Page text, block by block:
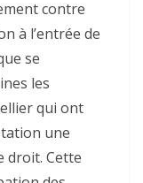
contre
à l’entrée de
se
les
qui ont
une
droit. Cette